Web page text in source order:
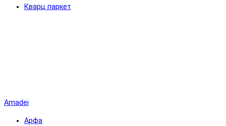
Кварц паркет
Amadei
Арфа